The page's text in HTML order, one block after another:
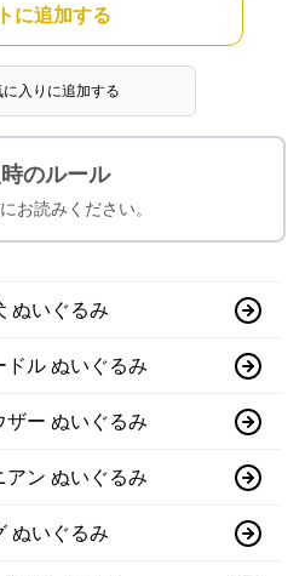
に追加する
に入りに追加する
のルール
お読みください。
ぬいぐるみ
ドル ぬいぐるみ
ザー ぬいぐるみ
アン ぬいぐるみ
ぬいぐるみ